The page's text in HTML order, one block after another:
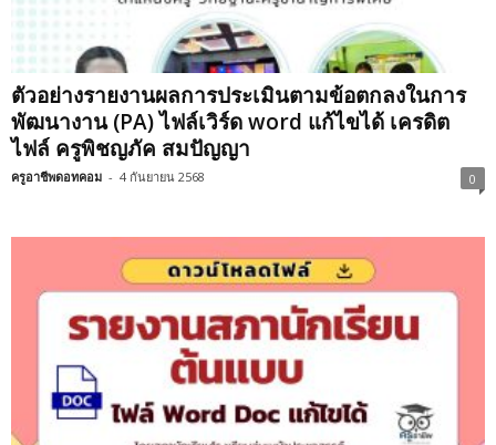
ตัวอย่างรายงานผลการประเมินตามข้อตกลงในการ
พัฒนางาน (PA) ไฟล์เวิร์ด word แก้ไขได้ เครดิต
ไฟล์ ครูพิชญภัค สมปัญญา
ครูอาชีพดอทคอม - 4 กันยายน 2568 0